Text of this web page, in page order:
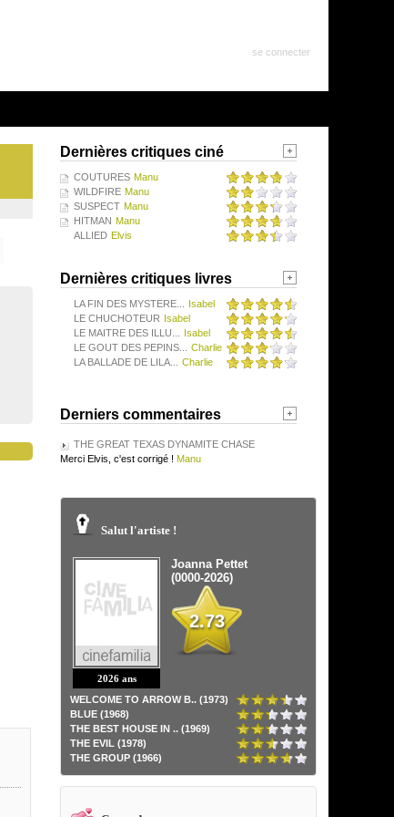
se connecter
Dernières critiques ciné
COUTURES Manu
WILDFIRE Manu
SUSPECT Manu
HITMAN Manu
ALLIED Elvis
Dernières critiques livres
LA FIN DES MYSTERE...
Isabel
LE CHUCHOTEUR Isabel
LE MAITRE DES ILLU...
Isabel
LE GOUT DES PEPINS...
Charlie
LA BALLADE DE LILA...
Charlie
Derniers commentaires
THE GREAT TEXAS DYNAMITE CHASE
Merci Elvis, c'est corrigé ! Manu
Salut l'artiste !
2026 ans
Joanna Pettet
(0000-2026)
2.73
WELCOME TO ARROW B.. (1973)
BLUE (1968)
THE BEST HOUSE IN .. (1969)
THE EVIL (1978)
THE GROUP (1966)